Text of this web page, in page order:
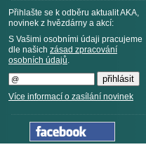
Přihlašte se k odběru aktualit AKA,
novinek z hvězdárny a akcí:
S Vašimi osobními údaji pracujeme
dle našich zásad zpracování
osobních údajů.
Více informací o zasílání novinek